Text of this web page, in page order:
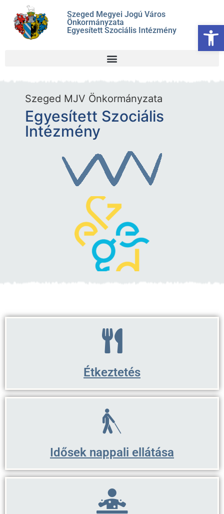
Szeged Megyei Jogú Város
Önkormányzata
Egyesített Szociális Intézmény
Szeged MJV Önkormányzata
Egyesített Szociális
Intézmény
Étkeztetés
Idősek nappali ellátása